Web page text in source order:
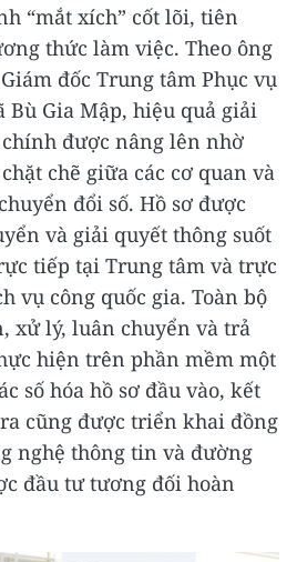
“mắt xích” cốt lõi, tiên
thức làm việc. Theo ông
đốc Trung tâm Phục vụ
Bù Gia Mập, hiệu quả giải
được nâng lên nhờ
chẽ giữa các cơ quan và
đổi số. Hồ sơ được
và giải quyết thông suốt
tiếp tại Trung tâm và trực
vụ công quốc gia. Toàn bộ
xử lý, luân chuyển và trả
hiện trên phần mềm một
số hóa hồ sơ đầu vào, kết
cũng được triển khai đồng
nghệ thông tin và đường
đầu tư tương đối hoàn